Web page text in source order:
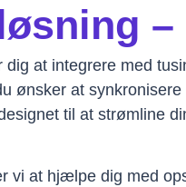
dig at integrere med
ønsker at
til at strømline
vi at hjælpe dig med